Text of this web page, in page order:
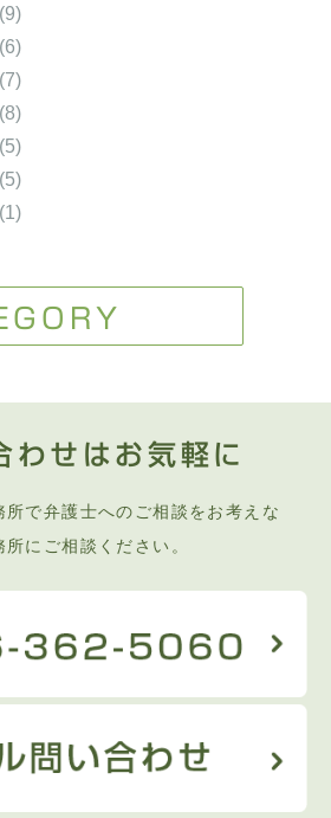
わせはお気軽に
で弁護士へのご相談をお考えな
にご相談ください。